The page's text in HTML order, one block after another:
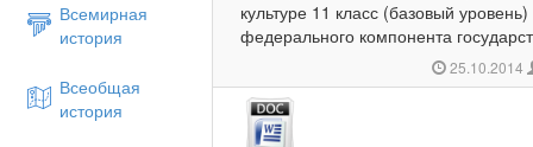
Всемирная
история
Всеобщая
история
культуре 11 класс (базовый
федерального компонента
25.10.2014